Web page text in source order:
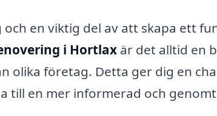
en viktig del av att skapa ett
i Hortlax är det alltid en
olika företag. Detta ger dig en
till en mer informerad och